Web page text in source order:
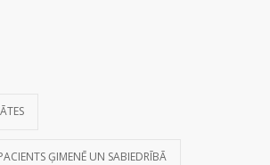
ĢIMENĒ UN SABIEDRĪBĀ